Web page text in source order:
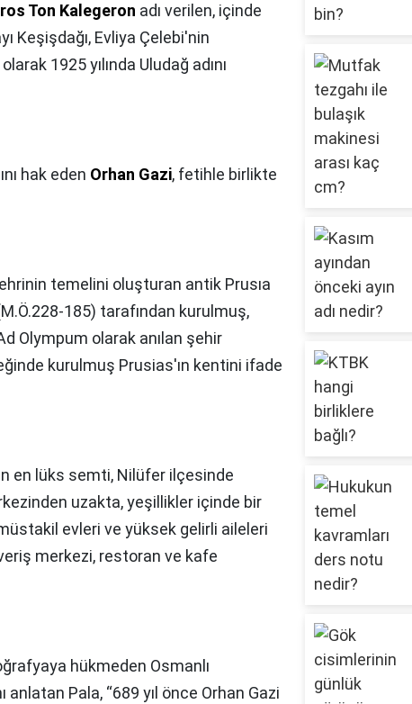
Ton Kalegeron adı verilen, içinde
Keşişdağı, Evliya Çelebi'nin
1925 yılında Uludağ adını
hak eden Orhan Gazi, fetihle birlikte
temelini oluşturan antik Prusıa
185) tarafından kurulmuş,
Olympum olarak anılan şehir
kurulmuş Prusias'ın kentini ifade
en lüks semti, Nilüfer ilçesinde
uzakta, yeşillikler içinde bir
evleri ve yüksek gelirli aileleri
merkezi, restoran ve kafe
hükmeden Osmanlı
anlatan Pala, “689 yıl önce Orhan Gazi